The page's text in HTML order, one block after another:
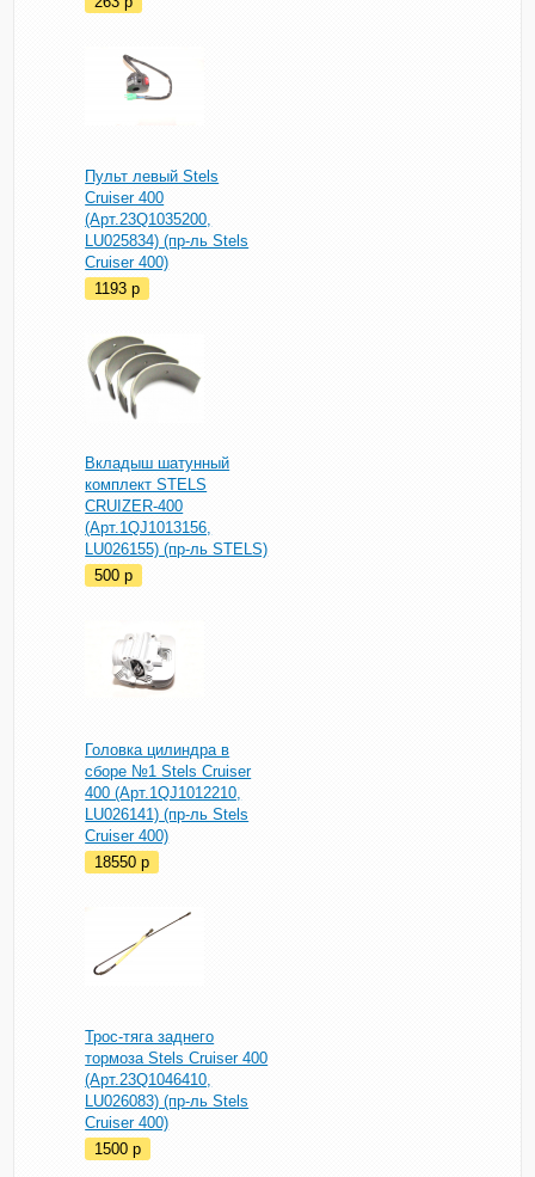
Пульт левый Stels
Cruiser 400
(Арт.23Q1035200,
LU025834) (пр-ль Stels
Cruiser 400)
1193p
Вкладыш шатунный
комплект STELS
CRUIZER-400
(Арт.1QJ1013156,
LU026155) (пр-ль STELS)
500p
Головка цилиндра в
сборе №1 Stels Cruiser
400 (Арт.1QJ1012210,
LU026141) (пр-ль Stels
Cruiser 400)
18550p
Трос-тяга заднего
тормоза Stels Cruiser 400
(Арт.23Q1046410,
LU026083) (пр-ль Stels
Cruiser 400)
1500p